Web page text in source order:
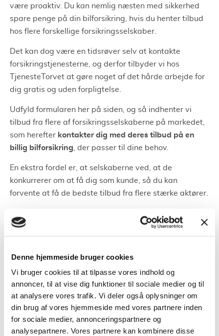
Denne hjemmeside bruger cookies
Vi bruger cookies til at tilpasse vores indhold og
annoncer, til at vise dig funktioner til sociale medier og til
at analysere vores trafik. Vi deler også oplysninger om
din brug af vores hjemmeside med vores partnere inden
for sociale medier, annonceringspartnere og
analysepartnere. Vores partnere kan kombinere disse
være proaktiv. Du kan nemlig næsten med sikkerhed
spare penge på din bilforsikring, hvis du henter tilbud
hos flere forskellige forsikringsselskaber.
Det kan dog være en tidsrøver selv at kontakte
forsikringstjenesterne, og derfor tilbyder vi hos
TjenesteTorvet at gøre noget af det hårde arbejde for
dig gratis og uden forpligtelse.
Udfyld formularen her på siden, og så indhenter vi
tilbud fra flere af forsikringsselskaberne på markedet,
som herefter kontakter dig med deres tilbud på en
billig bilforsikring , der passer til dine behov.
En ekstra fordel er, at selskaberne ved, at de
konkurrerer om at få dig som kunde, så du kan
forvente at få de bedste tilbud fra flere stærke aktører.
Tjek foreninger for tilbud
og derfor er det ikke utænkeligt, at man kan få en
fagforening.
Tjek mulighederne for ‘samlerabat’
En metode til at finde en billig bilforsikring er at